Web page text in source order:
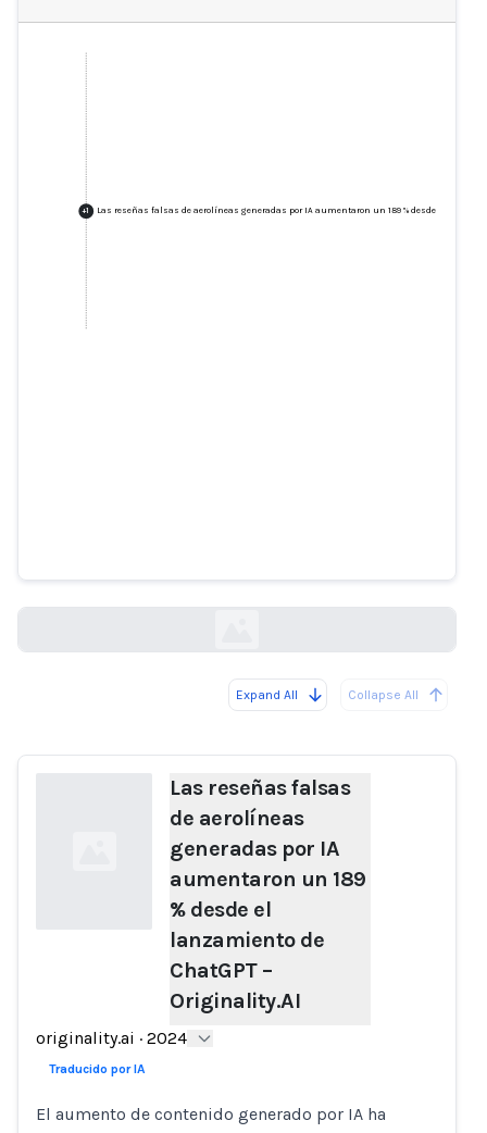
+1 Las reseñas falsas de aerolíneas generadas por IA aumentaron un 189 % desde el
Expand All Collapse All
Las reseñas falsas
de aerolíneas
generadas por IA
aumentaron un 189
% desde el
lanzamiento de
ChatGPT –
Originality.AI
originality.ai · 2024
Traducido por IA
El aumento de contenido generado por IA ha